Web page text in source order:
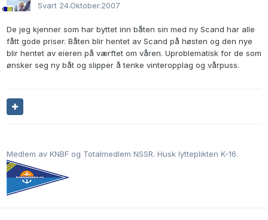
Svart 24.Oktober.2007
De jeg kjenner som har byttet inn båten sin med ny Scand har alle
fått gode priser. Båten blir hentet av Scand på høsten og den nye
blir hentet av eieren på værftet om våren. Uproblematisk for de som
ønsker seg ny båt og slipper å tenke vinteropplag og vårpuss.
Medlem av KNBF og Totalmedlem NSSR. Husk lytteplikten K-16.